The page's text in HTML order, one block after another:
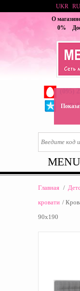
О
0%
(067)
UKR
MENU
Главная /
кровати /
90x190